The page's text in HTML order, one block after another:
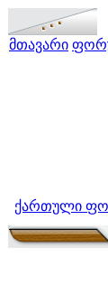
მთავარი
ქართული